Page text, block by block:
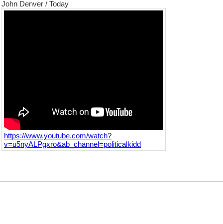
John Denver / Today
https://www.youtube.com/watch?
v=u5nyALPgxro&ab_channel=politicalkidd